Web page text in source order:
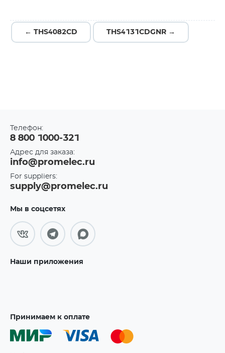
← THS4082CD THS4131CDGNR →
Телефон:
8 800 1000-321
Адрес для заказа:
info@promelec.ru
For suppliers:
supply@promelec.ru
Мы в соцсетях
Наши приложения
Принимаем к оплате